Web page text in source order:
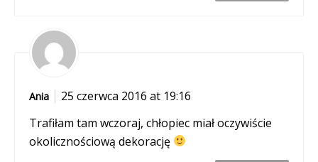
Ania
25 czerwca 2016 at 19:16
Trafiłam tam wczoraj, chłopiec miał oczywiście
okolicznościową dekorację